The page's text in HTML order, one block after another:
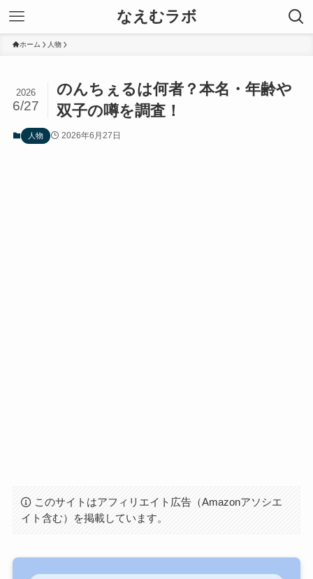
なえむラボ
ホーム 人物
のんちぇるは何者？本名・年齢や
双子の噂を調査！
2026
6/27
人物 2026年6月27日
このサイトはアフィリエイト広告（Amazonアソシエ
イト含む）を掲載しています。